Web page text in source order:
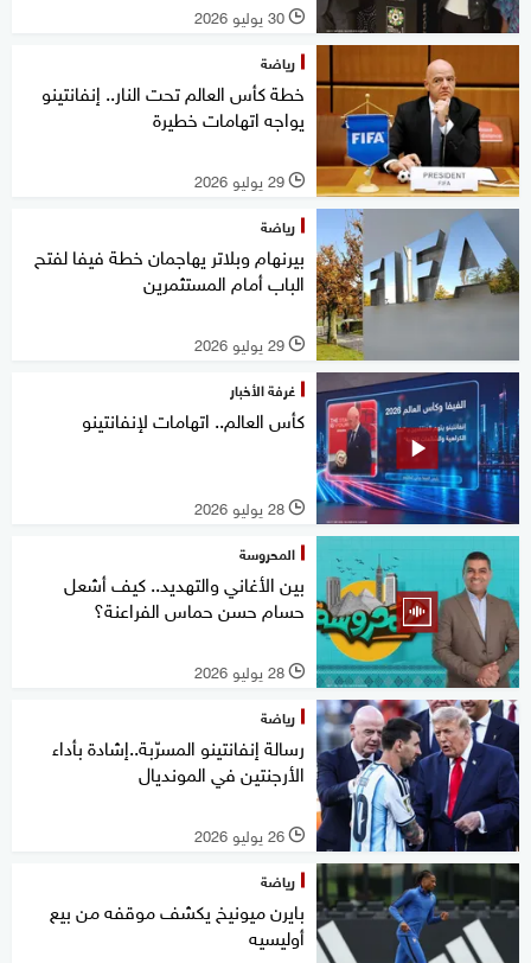
l 30 يوليو 2026
رياضة
خطة كأس العالم تحت النار.. إنفانتينو
يواجه اتهامات خطيرة
l 29 يوليو 2026
رياضة
بيرنهام وبلاتر يهاجمان خطة فيفا لفتح
الباب أمام المستثمرين
l 29 يوليو 2026
غرفة الأخبار
كأس العالم.. اتهامات لإنفانتينو
l 28 يوليو 2026
المحروسة
بين الأغاني والتهديد.. كيف أشعل
حسام حسن حماس الفراعنة؟
l 28 يوليو 2026
رياضة
رسالة إنفانتينو المسرّبة..إشادة بأداء
الأرجنتين في المونديال
l 26 يوليو 2026
رياضة
بايرن ميونيخ يكشف موقفه من بيع
أوليسيه